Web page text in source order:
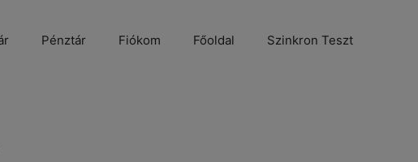
Pénztár Fiókom Főoldal Szinkron Teszt